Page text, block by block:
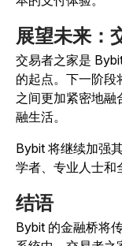
展望未来：
交易者之家是
的起点。下一阶段
之间更加紧密地融
融生活。
Bybit 将继续加强
学者、专业人士和
结语
Bybit 的金融桥将